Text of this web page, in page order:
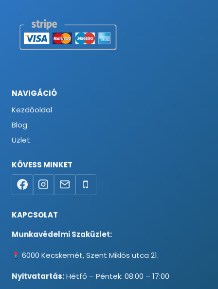
NAVIGÁCIÓ
Kezdőoldal
Blog
Üzlet
KÖVESS MINKET
KAPCSOLAT
Munkavédelmi Szaküzlet:
6000 Kecskemét, Szent Miklós utca 21.
Nyitvatartás:Hétfő – Péntek: 08:00 – 17:00